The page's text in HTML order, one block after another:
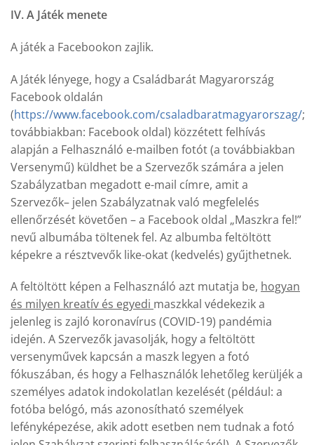
IV. A Játék menete
A játék a Facebookon zajlik.
A Játék lényege, hogy a Családbarát Magyarország
Facebook oldalán
(https://www.facebook.com/csaladbaratmagyarorszag/;
továbbiakban: Facebook oldal) közzétett felhívás
alapján a Felhasználó e-mailben fotót (a továbbiakban
Versenymű) küldhet be a Szervezők számára a jelen
Szabályzatban megadott e-mail címre, amit a
Szervezők– jelen Szabályzatnak való megfelelés
ellenőrzését követően – a Facebook oldal „Maszkra fel!”
nevű albumába töltenek fel. Az albumba feltöltött
képekre a résztvevők like-okat (kedvelés) gyűjthetnek.
A feltöltött képen a Felhasználó azt mutatja be, hogyan
és milyen kreatív és egyedi maszkkal védekezik a
jelenleg is zajló koronavírus (COVID-19) pandémia
idején. A Szervezők javasolják, hogy a feltöltött
versenyművek kapcsán a maszk legyen a fotó
fókuszában, és hogy a Felhasználók lehetőleg kerüljék a
személyes adatok indokolatlan kezelését (például: a
fotóba belógó, más azonosítható személyek
lefényképezése, akik adott esetben nem tudnak a fotó